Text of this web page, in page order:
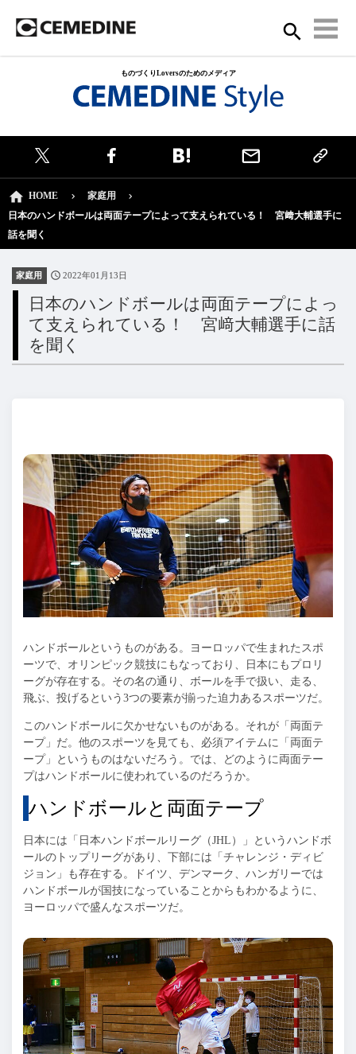
ものづくりLoversのためのメディア
HOME
家庭用
日本のハンドボールは両面テープによって支えられている！ 宮﨑大輔選手に
話を聞く
家庭用 2022年01月13日
日本のハンドボールは両面テープによっ
て支えられている！ 宮﨑大輔選手に話
を聞く
ハンドボールというものがある。ヨーロッパで生まれたスポ
ーツで、オリンピック競技にもなっており、日本にもプロリ
ーグが存在する。その名の通り、ボールを手で扱い、走る、
飛ぶ、投げるという3つの要素が揃った迫力あるスポーツだ。
このハンドボールに欠かせないものがある。それが「両面テ
ープ」だ。他のスポーツを見ても、必須アイテムに「両面テ
ープ」というものはないだろう。では、どのように両面テー
プはハンドボールに使われているのだろうか。
ハンドボールと両面テープ
日本には「日本ハンドボールリーグ（JHL ）」というハンドボ
ールのトップリーグがあり、下部には「チャレンジ・ディビ
ジョン」も存在する。ドイツ、デンマーク、ハンガリーでは
ハンドボールが国技になっていることからもわかるように、
ヨーロッパで盛んなスポーツだ。